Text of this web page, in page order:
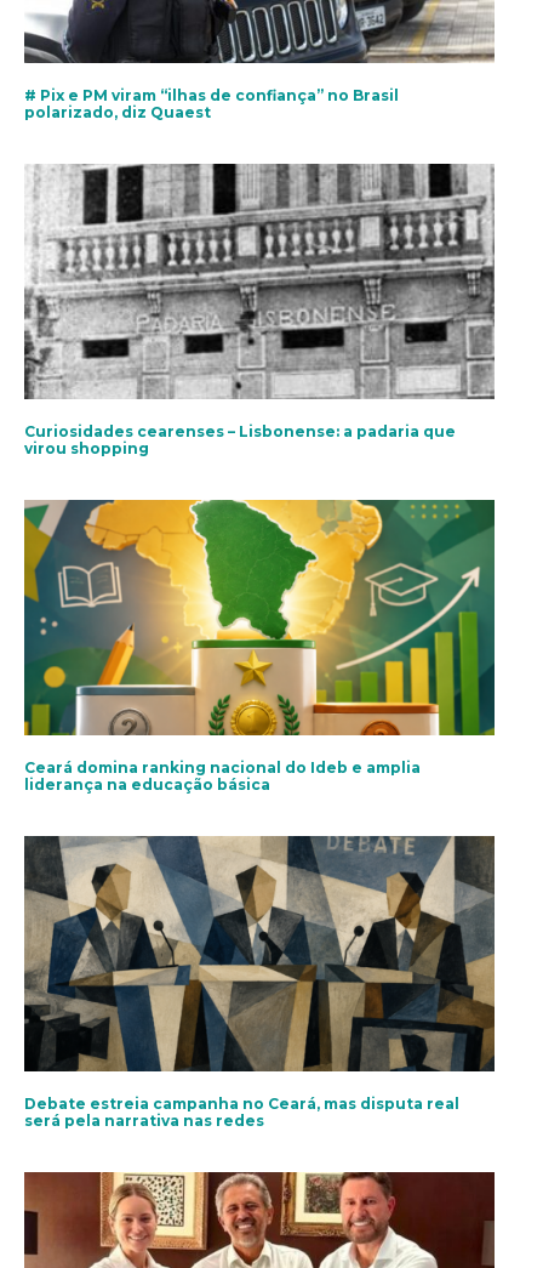
# Pix e PM viram “ilhas de confiança” no Brasil
polarizado, diz Quaest
Curiosidades cearenses – Lisbonense: a padaria que
virou shopping
Ceará domina ranking nacional do Ideb e amplia
liderança na educação básica
Debate estreia campanha no Ceará, mas disputa real
será pela narrativa nas redes